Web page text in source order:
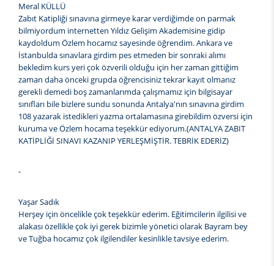
Meral KÜLLÜ
Zabıt Katipliği sınavına girmeye karar verdiğimde on parmak
bilmiyordum internetten Yıldız Gelişim Akademisine gidip
kaydoldum Özlem hocamız sayesinde öğrendim. Ankara ve
İstanbulda sınavlara girdim pes etmeden bir sonraki alımı
bekledim kurs yeri çok özverili olduğu için her zaman gittiğim
zaman daha önceki grupda öğrencisiniz tekrar kayıt olmanız
gerekli demedi boş zamanlarımda çalışmamız için bilgisayar
sınıfları bile bizlere sundu sonunda Antalya'nın sınavına girdim
108 yazarak istedikleri yazma ortalamasına girebildim özversi için
kuruma ve Özlem hocama teşekkür ediyorum.(ANTALYA ZABIT
KATİPLİĞİ SINAVI KAZANIP YERLEŞMİŞTİR. TEBRİK EDERİZ)
-
Yaşar Sadık
Herşey için öncelikle çok teşekkür ederim. Eğitimcilerin ilgilisi ve
alakası özellikle çok iyi gerek bizimle yönetici olarak Bayram bey
ve Tuğba hocamız çok ilgilendiler kesinlikle tavsiye ederim.